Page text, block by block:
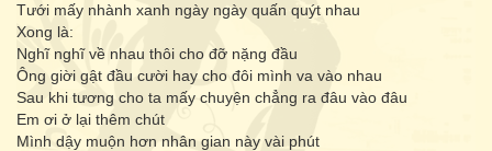
Tưới mấy nhành xanh ngày ngày quấn quýt nhau
Xong là:
Nghĩ nghĩ về nhau thôi cho đỡ nặng đầu
Ông giời gật đầu cười hay cho đôi mình va vào nhau
Sau khi tương cho ta mấy chuyện chẳng ra đâu vào đâu
Em ơi ở lại thêm chút
Mình dậy muộn hơn nhân gian này vài phút